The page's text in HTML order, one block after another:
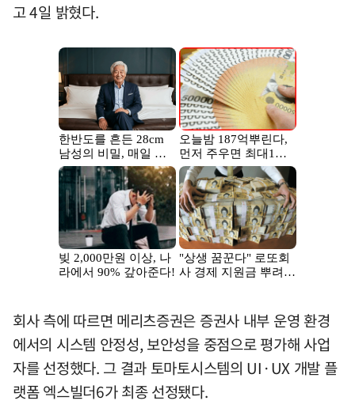
고 4일 밝혔다.
회사 측에 따르면 메리츠증권은 증권사 내부 운영 환경
에서의 시스템 안정성, 보안성을 중점으로 평가해 사업
자를 선정했다. 그 결과 토마토시스템의 UI·UX 개발 플
랫폼 엑스빌더6가 최종 선정됐다.